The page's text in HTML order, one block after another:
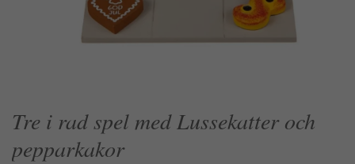
Tre i rad spel med Lussekatter och
pepparkakor